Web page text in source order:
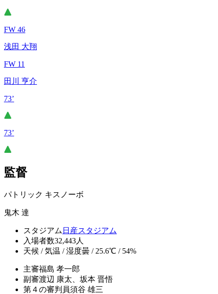
FW 46
浅田 大翔
FW 11
田川 亨介
73’
73’
監督
パトリック キスノーボ
鬼木 達
スタジアム 日産スタジアム
入場者数32,443人
天候 / 気温 / 湿度曇 / 25.6℃ / 54%
主審福島 孝一郎
副審渡辺 康太、坂本 晋悟
第４の審判員須谷 雄三